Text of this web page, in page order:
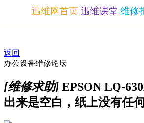
迅维网首页 迅维课堂 维修
返回
办公设备维修论坛
[维修求助] EPSON LQ-
出来是空白，纸上没有任